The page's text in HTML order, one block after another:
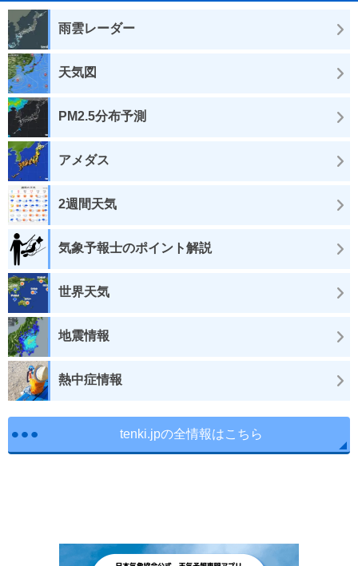
雨雲レーダー
天気図
PM2.5分布予測
アメダス
2週間天気
気象予報士のポイント解説
世界天気
地震情報
熱中症情報
tenki.jpの全情報はこちら